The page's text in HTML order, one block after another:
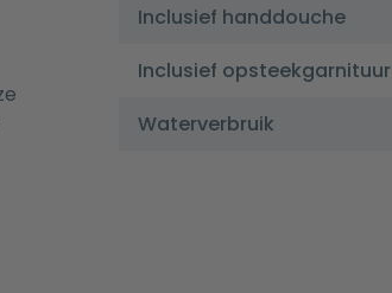
Inclusief handdouche
Inclusief opsteekgarnituur
Waterverbruik